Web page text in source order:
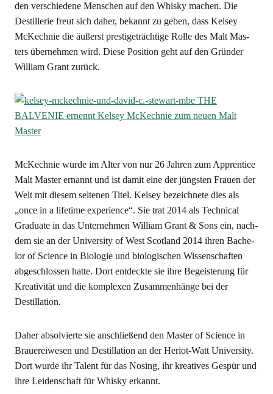
den ver­schie­de­ne Men­schen auf den Whis­ky machen. Die
Destil­le­rie freut sich daher, bekannt zu geben, dass Kel­sey
McK­ech­nie die äußerst pres­ti­ge­träch­ti­ge Rol­le des Malt Mas­
ters über­neh­men wird. Die­se Posi­ti­on geht auf den Grün­der
Wil­liam Grant zurück.
McK­ech­nie wur­de im Alter von nur 26 Jah­ren zum App­ren­ti­ce
Malt Mas­ter ernannt und ist damit eine der jüngs­ten Frau­en der
Welt mit die­sem sel­te­nen Titel. Kel­sey bezeich­ne­te dies als
„once in a life­time expe­ri­ence“. Sie trat 2014 als Tech­ni­cal
Gra­dua­te in das Unter­neh­men Wil­liam Grant & Sons ein, nach­
dem sie an der Uni­ver­si­ty of West Scot­land 2014 ihren Bache­
lor of Sci­ence in Bio­lo­gie und bio­lo­gi­schen Wis­sen­schaf­ten
abge­schlos­sen hat­te. Dort ent­deck­te sie ihre Begeis­te­rung für
Krea­ti­vi­tät und die kom­ple­xen Zusam­men­hän­ge bei der
Destillation.
Daher absol­vier­te sie anschlie­ßend den Mas­ter of Sci­ence in
Braue­rei­we­sen und Destil­la­ti­on an der Heri­ot-Watt Uni­ver­si­ty.
Dort wur­de ihr Talent für das Nosing, ihr krea­ti­ves Gespür und
ihre Lei­den­schaft für Whis­ky erkannt.